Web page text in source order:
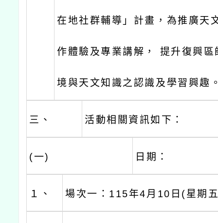
在地社群輔導」計畫，為推廣天
作體驗及專業講解， 提升復興區
境與天文知識之認識及學習興趣
三、 活動相關資訊如下：
(一) 日期：
１、 場次一：115年4月10日(星期